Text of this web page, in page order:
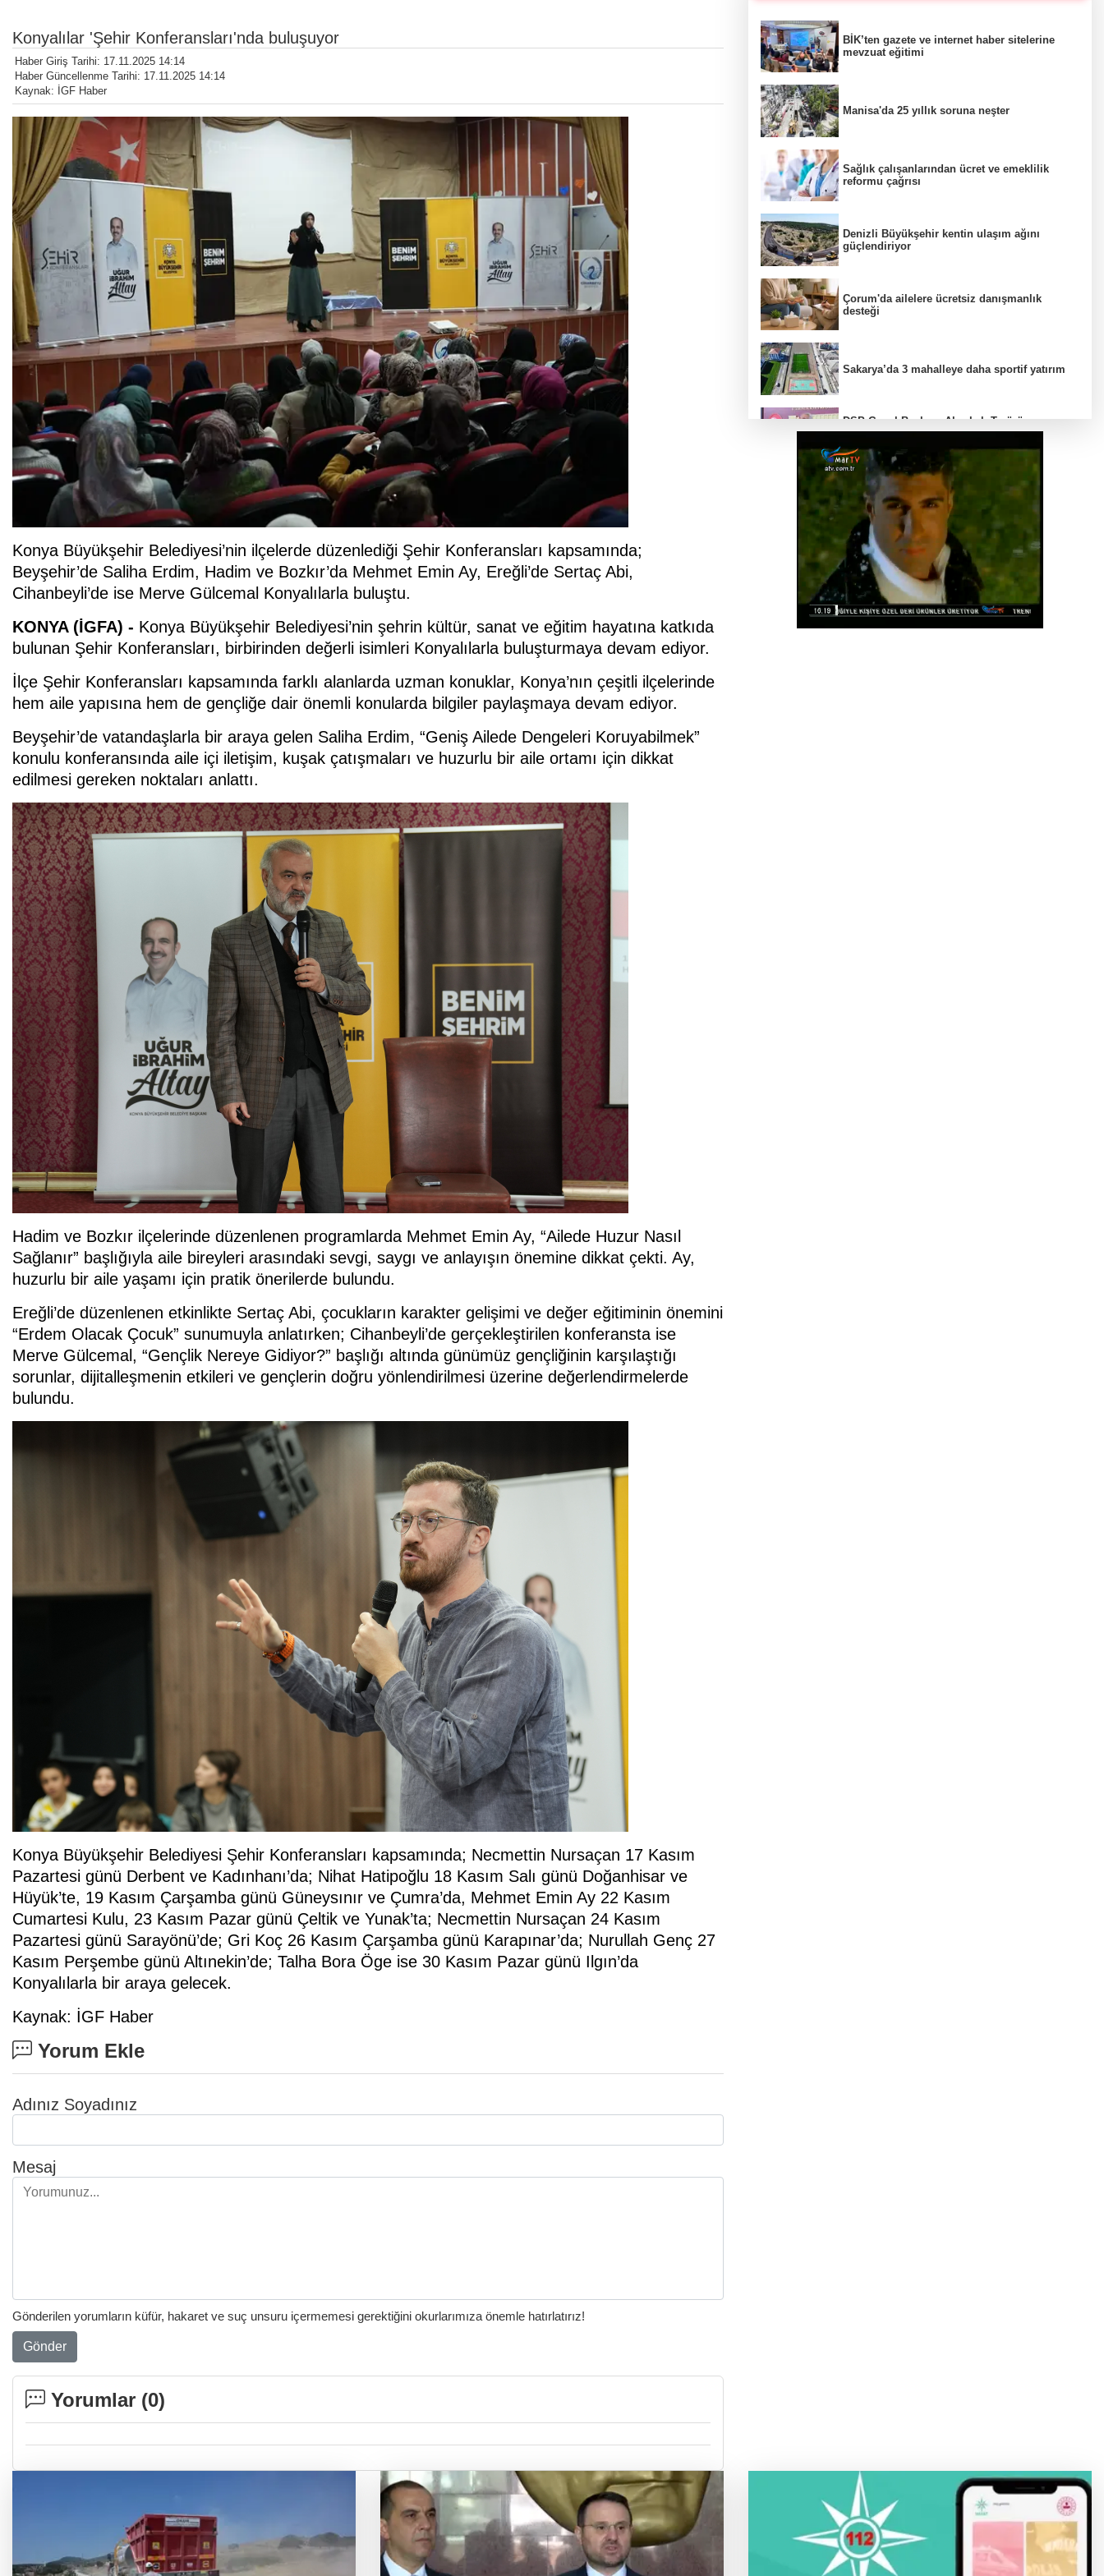
Konyalılar 'Şehir Konferansları'nda buluşuyor
Haber Giriş Tarihi: 17.11.2025 14:14
Haber Güncellenme Tarihi: 17.11.2025 14:14
Kaynak: İGF Haber
Konya Büyükşehir Belediyesi’nin ilçelerde düzenlediği Şehir Konferansları kapsamında;
Beyşehir’de Saliha Erdim, Hadim ve Bozkır’da Mehmet Emin Ay, Ereğli’de Sertaç Abi,
Cihanbeyli’de ise Merve Gülcemal Konyalılarla buluştu.
KONYA (İGFA) - Konya Büyükşehir Belediyesi’nin şehrin kültür, sanat ve eğitim hayatına katkıda
bulunan Şehir Konferansları, birbirinden değerli isimleri Konyalılarla buluşturmaya devam ediyor.
İlçe Şehir Konferansları kapsamında farklı alanlarda uzman konuklar, Konya’nın çeşitli ilçelerinde
hem aile yapısına hem de gençliğe dair önemli konularda bilgiler paylaşmaya devam ediyor.
Beyşehir’de vatandaşlarla bir araya gelen Saliha Erdim, “Geniş Ailede Dengeleri Koruyabilmek”
konulu konferansında aile içi iletişim, kuşak çatışmaları ve huzurlu bir aile ortamı için dikkat
edilmesi gereken noktaları anlattı.
Hadim ve Bozkır ilçelerinde düzenlenen programlarda Mehmet Emin Ay, “Ailede Huzur Nasıl
Sağlanır” başlığıyla aile bireyleri arasındaki sevgi, saygı ve anlayışın önemine dikkat çekti. Ay,
huzurlu bir aile yaşamı için pratik önerilerde bulundu.
Ereğli’de düzenlenen etkinlikte Sertaç Abi, çocukların karakter gelişimi ve değer eğitiminin önemini
“Erdem Olacak Çocuk” sunumuyla anlatırken; Cihanbeyli’de gerçekleştirilen konferansta ise
Merve Gülcemal, “Gençlik Nereye Gidiyor?” başlığı altında günümüz gençliğinin karşılaştığı
sorunlar, dijitalleşmenin etkileri ve gençlerin doğru yönlendirilmesi üzerine değerlendirmelerde
bulundu.
Konya Büyükşehir Belediyesi Şehir Konferansları kapsamında; Necmettin Nursaçan 17 Kasım
Pazartesi günü Derbent ve Kadınhanı’da; Nihat Hatipoğlu 18 Kasım Salı günü Doğanhisar ve
Hüyük’te, 19 Kasım Çarşamba günü Güneysınır ve Çumra’da, Mehmet Emin Ay 22 Kasım
Cumartesi Kulu, 23 Kasım Pazar günü Çeltik ve Yunak’ta; Necmettin Nursaçan 24 Kasım
Pazartesi günü Sarayönü’de; Gri Koç 26 Kasım Çarşamba günü Karapınar’da; Nurullah Genç 27
Kasım Perşembe günü Altınekin’de; Talha Bora Öge ise 30 Kasım Pazar günü Ilgın’da
Konyalılarla bir araya gelecek.
Kaynak: İGF Haber
Yorum Ekle
Adınız Soyadınız
Mesaj
Gönderilen yorumların küfür, hakaret ve suç unsuru içermemesi gerektiğini okurlarımıza önemle hatırlatırız!
Gönder
Yorumlar (0)
BİK’ten gazete ve internet haber sitelerine
mevzuat eğitimi
Manisa'da 25 yıllık soruna neşter
Sağlık çalışanlarından ücret ve emeklilik
reformu çağrısı
Denizli Büyükşehir kentin ulaşım ağını
güçlendiriyor
Çorum'da ailelere ücretsiz danışmanlık
desteği
Sakarya’da 3 mahalleye daha sportif yatırım
DSP Genel Başkanı Aksakal: Terörün
bitirilmesi iradesine destek için
imzalayacağım
Trabzon Dernekler Federasyonu Şubesi açıldı
Bursa Nilüfer'de beton mikserinden kamu
alanına döküme 150 bin TL ceza
Sakarya'da “Kadın Kadına” buluşmalar
Akyazı’da sürdü